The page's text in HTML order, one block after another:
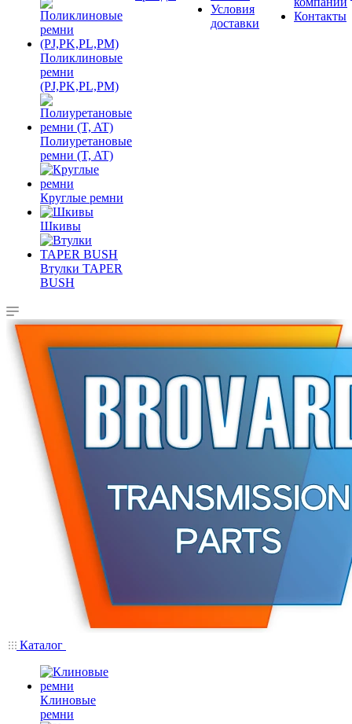
Поликлиновые
ремни
(PJ,PK,PL,PM)
Полиуретановые
ремни (T, AT)
Круглые ремни
Шкивы
Втулки TAPER
BUSH
Условия
доставки
Контакты
Каталог
Клиновые
ремни